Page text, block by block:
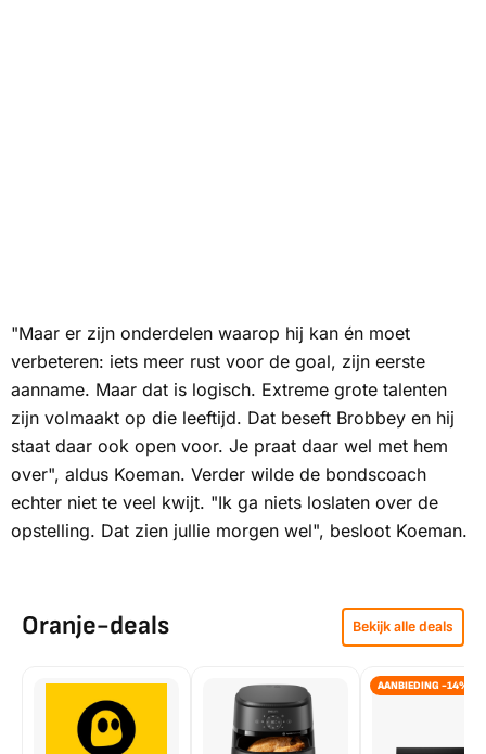
"Maar er zijn onderdelen waarop hij kan én moet
verbeteren: iets meer rust voor de goal, zijn eerste
aanname. Maar dat is logisch. Extreme grote talenten
zijn volmaakt op die leeftijd. Dat beseft Brobbey en hij
staat daar ook open voor. Je praat daar wel met hem
over", aldus Koeman. Verder wilde de bondscoach
echter niet te veel kwijt. "Ik ga niets loslaten over de
opstelling. Dat zien jullie morgen wel", besloot Koeman.
Oranje-deals Bekijk alle deals
AANBIEDING -14%